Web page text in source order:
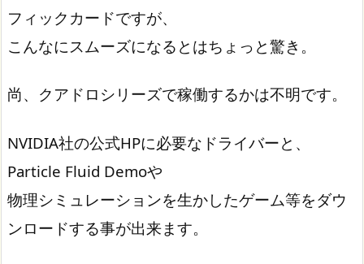
フィックカードですが、
こんなにスムーズになるとはちょっと驚き。
尚、クアドロシリーズで稼働するかは不明です。
NVIDIA社の公式HPに必要なドライバーと、
Particle Fluid Demoや
物理シミュレーションを生かしたゲーム等をダウ
ンロードする事が出来ます。